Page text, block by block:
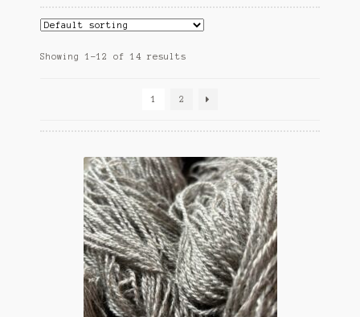
Showing 1–12 of 14 results
1 2